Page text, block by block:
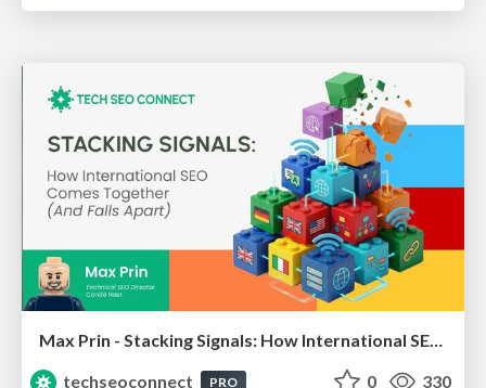
Max Prin - Stacking Signals: How International SEO Comes Together (And Falls Apart)
techseoconnect
PRO 0 330